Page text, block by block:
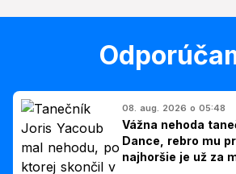
08. aug. 2026 o 05:48
Vážna nehoda
Dance, rebro mu
najhoršie je už za